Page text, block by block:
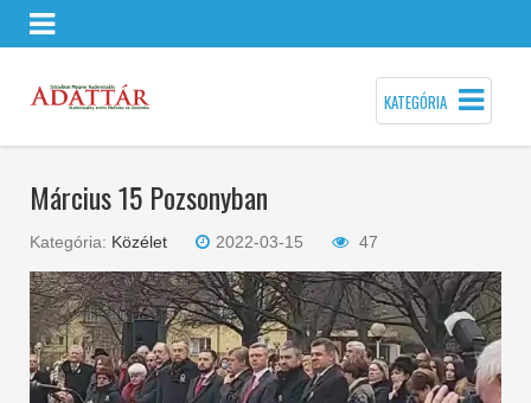
KATEGÓRIA
Március 15 Pozsonyban
Kategória: Közélet 2022-03-15 47